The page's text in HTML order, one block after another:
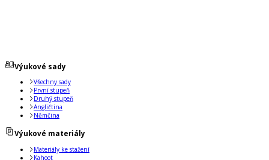
Výukové sady
Všechny sady
První stupeň
Druhý stupeň
Angličtina
Němčina
Výukové materiály
Materiály ke stažení
Kahoot